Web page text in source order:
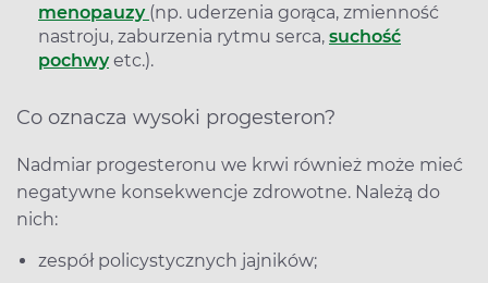
menopauzy (np. uderzenia gorąca, zmienność
nastroju, zaburzenia rytmu serca, suchość
pochwyetc.).
Co oznacza wysoki progesteron?
Nadmiar progesteronu we krwi również może mieć
negatywne konsekwencje zdrowotne. Należą do
nich:
zespół policystycznych jajników;